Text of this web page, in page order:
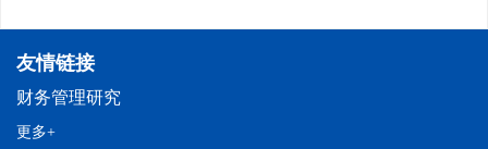
友情链接
财务管理研究
更多+